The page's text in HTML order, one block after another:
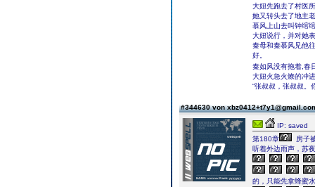
大妞先跑去了村医
她又转头去了地主
慕风上山去叫钟绾
大妞说行，并对她
秦母和秦慕风见他
好。
秦如风没有拖着,春
大妞火急火燎的冲
“张叔叔，张叔叔。
#344630 von
IP: saved
第180章
房子
听着外边雨声，苏
的，只能先拿蜂蜜